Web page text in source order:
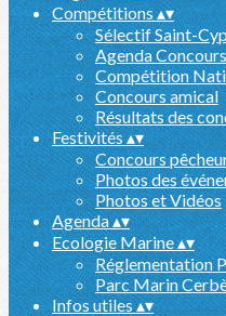
Compétitions▴▾
Sélectif Saint-
Agenda
Compétition
Concours amical
Résultats des
Festivités▴▾
Concours
Photos des
Photos et Vidéos
Agenda▴▾
Ecologie Marine▴▾
Réglementation
Parc Marin
Infos utiles▴▾